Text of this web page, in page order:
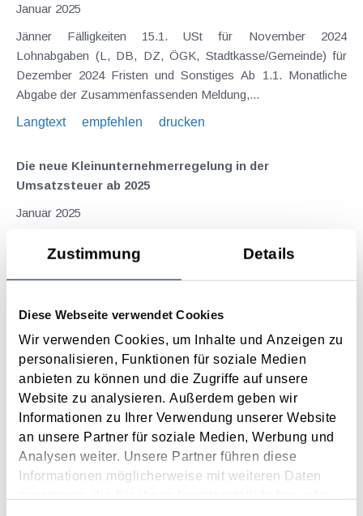
Zustimmung Details
Diese Webseite verwendet Cookies
Wir verwenden Cookies, um Inhalte und Anzeigen zu
personalisieren, Funktionen für soziale Medien
anbieten zu können und die Zugriffe auf unsere
Website zu analysieren. Außerdem geben wir
Informationen zu Ihrer Verwendung unserer Website
an unsere Partner für soziale Medien, Werbung und
Analysen weiter. Unsere Partner führen diese
Informationen möglicherweise mit weiteren Daten
Januar 2025
Jänner Fälligkeiten 15.1. USt für November 2024
Lohnabgaben (L, DB, DZ, ÖGK, Stadtkasse/Gemeinde) für
Dezember 2024 Fristen und Sonstiges Ab 1.1. Monatliche
Abgabe der Zusammenfassenden Meldung,...
Langtext
empfehlen drucken
Die neue Kleinunternehmerregelung in der
Umsatzsteuer ab 2025
Januar 2025
umsatzsteuerliche Kleinunternehmerregelung neu geregelt.
Ausgangspunkt war der Umstand, dass bislang Umsätze
von der Kleinunternehmerbefreiung umfasst waren, woraus
ein...
Langtext
empfehlen drucken
Steuertermine 2024
Januar 2024
Januar Fälligkeiten 15.1. USt für November 2023
Lohnabgaben (L, DB, DZ, ÖGK, Stadtkasse/Gemeinde) für
Dezember 2023 Fristen und Sonstiges Ab 1.1. Monatliche